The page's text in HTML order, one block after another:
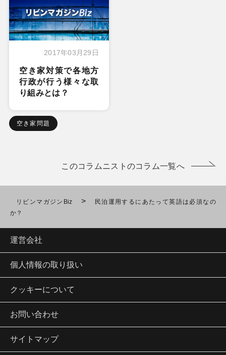
2017年03月29日
空き家対策で各地方
行政が行う様々な取
り組みとは？
空き家問題
このコラムニストのコラム一覧へ
リビンマガジンBiz >
民泊運用するにあたって英語は必須なの
か？
運営会社
個人情報の取り扱い
クッキーについて
お問い合わせ
サイトマップ